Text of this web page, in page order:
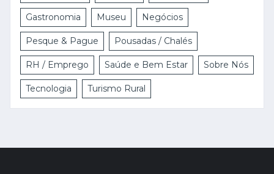
Gastronomia Museu Negócios
Pesque & Pague Pousadas / Chalés
RH / Emprego Saúde e Bem Estar Sobre Nós
Tecnologia Turismo Rural